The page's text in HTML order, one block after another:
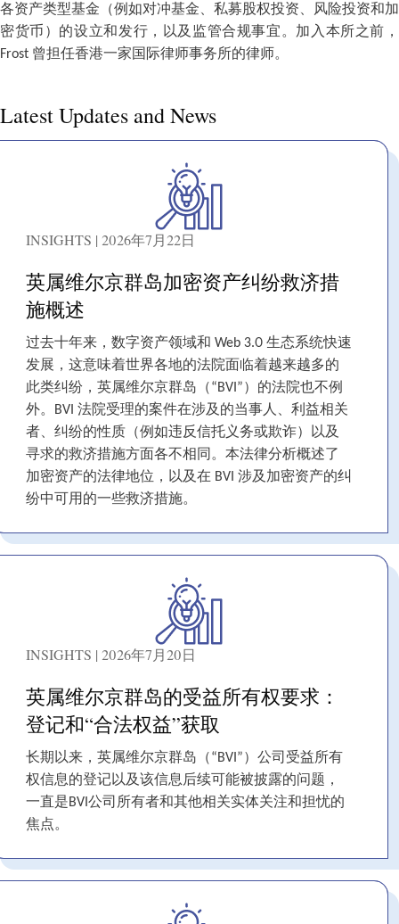
各资产类型基金（例如对冲基金、私募股权投资、风险投资和加
密货币）的设立和发行，以及监管合规事宜。加入本所之前，
Frost 曾担任香港一家国际律师事务所的律师。
Latest Updates and News
INSIGHTS | 2026年7月22日
英属维尔京群岛加密资产纠纷救济措
施概述
过去十年来，数字资产领域和 Web 3.0 生态系统快速
发展，这意味着世界各地的法院面临着越来越多的
此类纠纷，英属维尔京群岛（“BVI”）的法院也不例
外。BVI 法院受理的案件在涉及的当事人、利益相关
者、纠纷的性质（例如违反信托义务或欺诈）以及
寻求的救济措施方面各不相同。本法律分析概述了
加密资产的法律地位，以及在 BVI 涉及加密资产的纠
纷中可用的一些救济措施。
INSIGHTS | 2026年7月20日
英属维尔京群岛的受益所有权要求：
登记和“合法权益”获取
长期以来，英属维尔京群岛（“BVI”）公司受益所有
权信息的登记以及该信息后续可能被披露的问题，
一直是BVI公司所有者和其他相关实体关注和担忧的
焦点。